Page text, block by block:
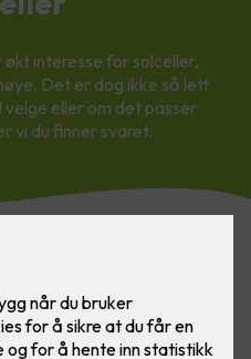
interesse for solceller,
Det er dog ikke så lett
velge eller om det passer
vi du finner svaret.